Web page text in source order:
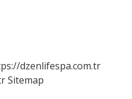
dzenlifespa.com.tr
Sitemap